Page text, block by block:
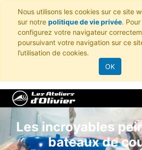
Nous utilisons les cookies sur ce site
sur notre politique de vie privée.
configurez votre navigateur
poursuivant votre navigation sur ce
l’utilisation de cookies.
OK
Les incroyables
bateaux de